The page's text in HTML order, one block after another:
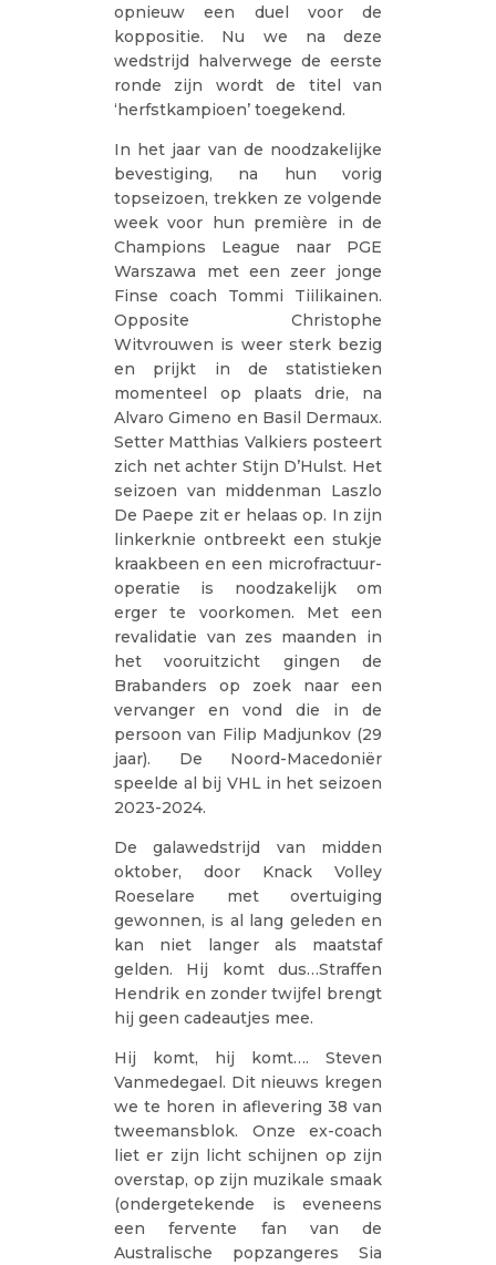
opnieuw een duel voor de
koppositie. Nu we na deze
wedstrijd halverwege de eerste
ronde zijn wordt de titel van
‘herfstkampioen’ toegekend.
In het jaar van de noodzakelijke
bevestiging, na hun vorig
topseizoen, trekken ze volgende
week voor hun première in de
Champions League naar PGE
Warszawa met een zeer jonge
Finse coach Tommi Tiilikainen.
Opposite Christophe
Witvrouwen is weer sterk bezig
en prijkt in de statistieken
momenteel op plaats drie, na
Alvaro Gimeno en Basil Dermaux.
Setter Matthias Valkiers posteert
zich net achter Stijn D’Hulst. Het
seizoen van middenman Laszlo
De Paepe zit er helaas op. In zijn
linkerknie ontbreekt een stukje
kraakbeen en een microfractuur-
operatie is noodzakelijk om
erger te voorkomen. Met een
revalidatie van zes maanden in
het vooruitzicht gingen de
Brabanders op zoek naar een
vervanger en vond die in de
persoon van Filip Madjunkov (29
jaar). De Noord-Macedoniër
speelde al bij VHL in het seizoen
2023-2024.
De galawedstrijd van midden
oktober, door Knack Volley
Roeselare met overtuiging
gewonnen, is al lang geleden en
kan niet langer als maatstaf
gelden. Hij komt dus…Straffen
Hendrik en zonder twijfel brengt
hij geen cadeautjes mee.
Hij komt, hij komt…. Steven
Vanmedegael. Dit nieuws kregen
we te horen in aflevering 38 van
tweemansblok. Onze ex-coach
liet er zijn licht schijnen op zijn
overstap, op zijn muzikale smaak
(ondergetekende is eveneens
een fervente fan van de
Australische popzangeres Sia